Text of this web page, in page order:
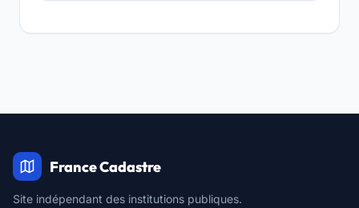
France Cadastre
Site indépendant des institutions publiques.